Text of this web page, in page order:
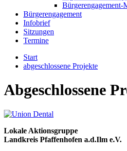
Bürgerengagement-
Bürgerengagement
Infobrief
Sitzungen
Termine
Start
abgeschlossene Projekte
Abgeschlossene
Lokale Aktionsgruppe
Landkreis Pfaffenhofen a.d.Ilm e.V.